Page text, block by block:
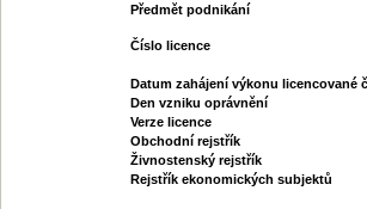
Předmět podnikání
Číslo licence
Datum zahájení výkonu licencované
Den vzniku oprávnění
Verze licence
Obchodní rejstřík
Živnostenský rejstřík
Rejstřík ekonomických subjektů